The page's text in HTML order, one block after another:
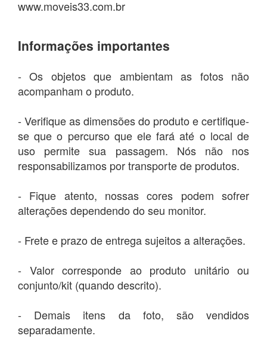
www.moveis33.com.br
Informações importantes
- Os objetos que ambientam as fotos não
acompanham o produto.
- Verifique as dimensões do produto e certifique-
se que o percurso que ele fará até o local de
uso permite sua passagem. Nós não nos
responsabilizamos por transporte de produtos.
- Fique atento, nossas cores podem sofrer
alterações dependendo do seu monitor.
- Frete e prazo de entrega sujeitos a alterações.
- Valor corresponde ao produto unitário ou
conjunto/kit (quando descrito).
- Demais itens da foto, são vendidos
separadamente.